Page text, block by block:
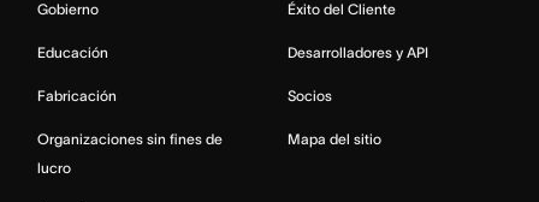
Gobierno
Educación
Fabricación
Organizaciones sin fines de
lucro
Éxito del Cliente
Desarrolladores y API
Socios
Mapa del sitio